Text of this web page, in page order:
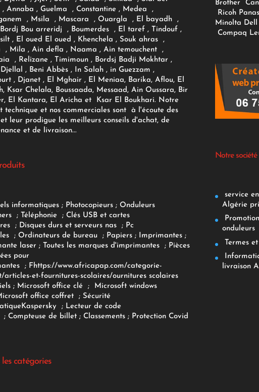
Annaba , Guelma , Constantine , Medea ,
, Msila , Mascara , Ouargla , El bayadh ,
Bou arreridj , Boumerdes , El taref , Tindouf ,
, El oued El oued , Khenchela , Souk ahras ,
, Mila , Ain defla , Naama , Ain temouchent ,
, Relizane , Timimoun , Bordsj Badji Mokhtar ,
, Beni Abbès , In Salah , in Guezzam ,
, Djanet , El Mghair , El Meniaa, Barika, Aflou, El
Ksar Chelala, Boussaada, Messaad, Ain Oussara, Bir
El Kantara, El Aricha et Ksar El Boukhari. Notre
technique et nos commerciales sont à l'écoute des
leur prodigue les meilleurs conseils d'achat, de
et de livraison...
informatiques; Photocopieurs; Onduleurs
; Téléphonie ; Clés USB et cartes
; Disques durs et serveurs nas ; Pc
; Ordinateurs de bureau ; Papiers; Imprimantes;
laser; Toutes les marques d'imprimantes ; Pièces
pour
; F https://www.africapap.com/categorie-
articles-et-fournitures-scolaires/ournitures scolaires
; Microsoft office clé ;
Microsoft windows
office coffret ; Sécurité
Kaspersky ; Lecteur de code
; Compteuse de billet; Classements ; Protection Covid
les catégories
Brother
Ricoh
Minolta Dell
Compaq
Notre société
service
Algérie
onduleurs
Termes
livraison